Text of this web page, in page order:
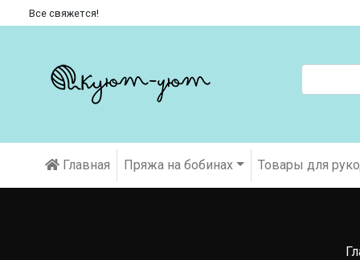
Все свяжется!
Главная Пряжа на бобинах Товары для